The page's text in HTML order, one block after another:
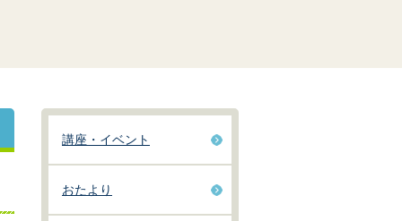
講座・イベント
おたより